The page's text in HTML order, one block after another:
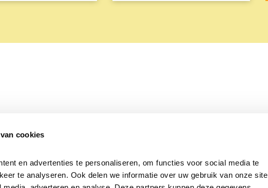
cookies
en advertenties te personaliseren, om functies voor social media te
te analyseren. Ook delen we informatie over uw gebruik van onze site